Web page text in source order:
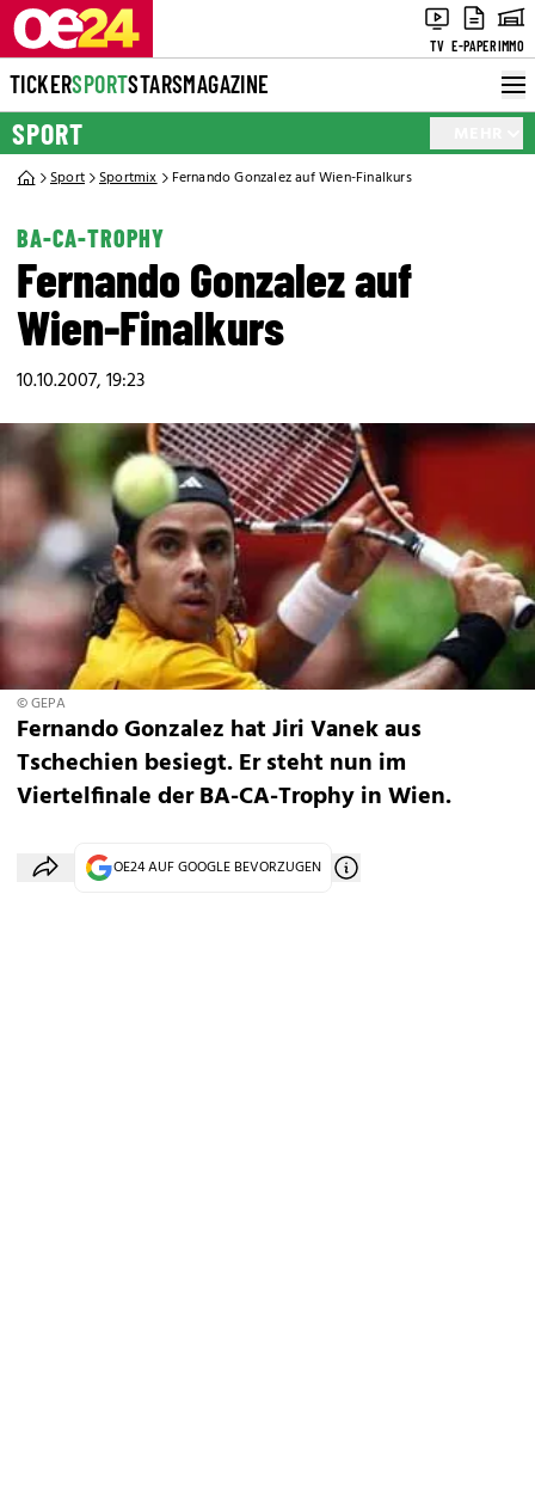
TV E-PAPERIMMO
TICKERSPORTSTARSMAGAZINE
SPORT
Sport Sportmix Fernando Gonzalez auf Wien-Finalkurs
BA-CA-TROPHY
Fernando Gonzalez auf
Wien-Finalkurs
10.10.2007, 19:23
© GEPA
Fernando Gonzalez hat Jiri Vanek aus
Tschechien besiegt. Er steht nun im
Viertelfinale der BA-CA-Trophy in Wien.
OE24 AUF GOOGLE BEVORZUGEN